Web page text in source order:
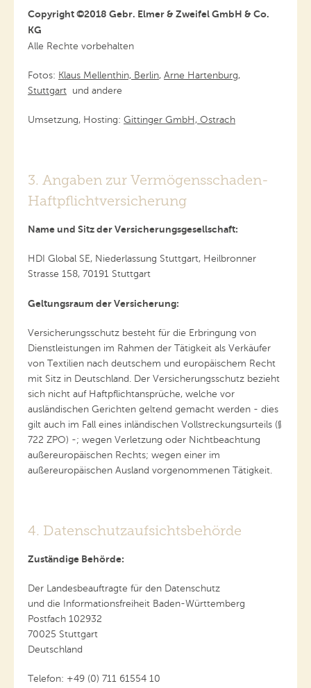
Copyright ©2018 Gebr. Elmer & Zweifel GmbH & Co.
KG
Alle Rechte vorbehalten
Fotos: Klaus Mellenthin, Berlin, Arne Hartenburg,
Stuttgart und andere
Umsetzung, Hosting: Gittinger GmbH, Ostrach
3. Angaben zur Vermögensschaden-
Haftpflichtversicherung
Name und Sitz der Versicherungsgesellschaft:
HDI Global SE, Niederlassung Stuttgart, Heilbronner
Strasse 158, 70191 Stuttgart
Geltungsraum der Versicherung:
Versicherungsschutz besteht für die Erbringung von
Dienstleistungen im Rahmen der Tätigkeit als Verkäufer
von Textilien nach deutschem und europäischem Recht
mit Sitz in Deutschland. Der Versicherungsschutz bezieht
sich nicht auf Haftpflichtansprüche, welche vor
ausländischen Gerichten geltend gemacht werden - dies
gilt auch im Fall eines inländischen Vollstreckungsurteils (§
722 ZPO) -; wegen Verletzung oder Nichtbeachtung
außereuropäischen Rechts; wegen einer im
außereuropäischen Ausland vorgenommenen Tätigkeit.
4. Datenschutzaufsichtsbehörde
Zuständige Behörde:
Der Landesbeauftragte für den Datenschutz
und die Informationsfreiheit Baden-Württemberg
Postfach 102932
70025 Stuttgart
Deutschland
Telefon: +49 (0) 711 61554 10